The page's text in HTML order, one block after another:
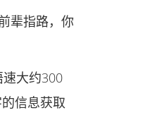
辈指路，你
大约300
信息获取